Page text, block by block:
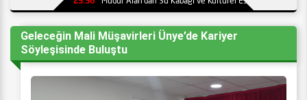
Geleceğin Mali Müşavirleri Ünye’de Kariyer
Söyleşisinde Buluştu